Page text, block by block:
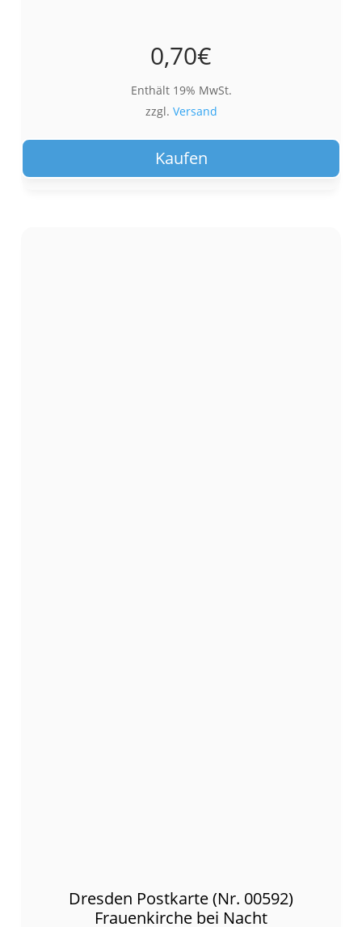
0,70€
Enthält 19% MwSt.
zzgl. Versand
Kaufen
Dresden Postkarte (Nr. 00592)
Frauenkirche bei Nacht